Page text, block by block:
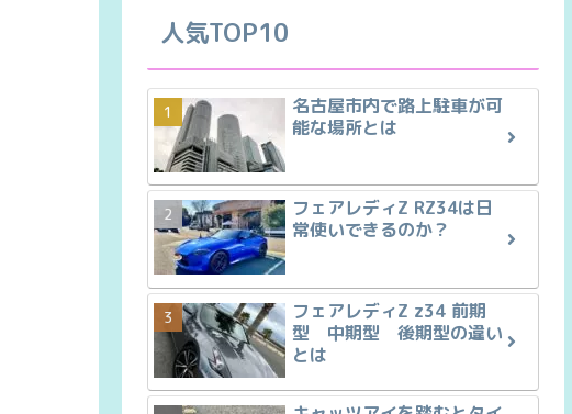
人気TOP10
名古屋市内で路上駐車が可
能な場所とは
フェアレディZ RZ34は日
常使いできるのか？
フェアレディZ z34 前期
型 中期型 後期型の違い
とは